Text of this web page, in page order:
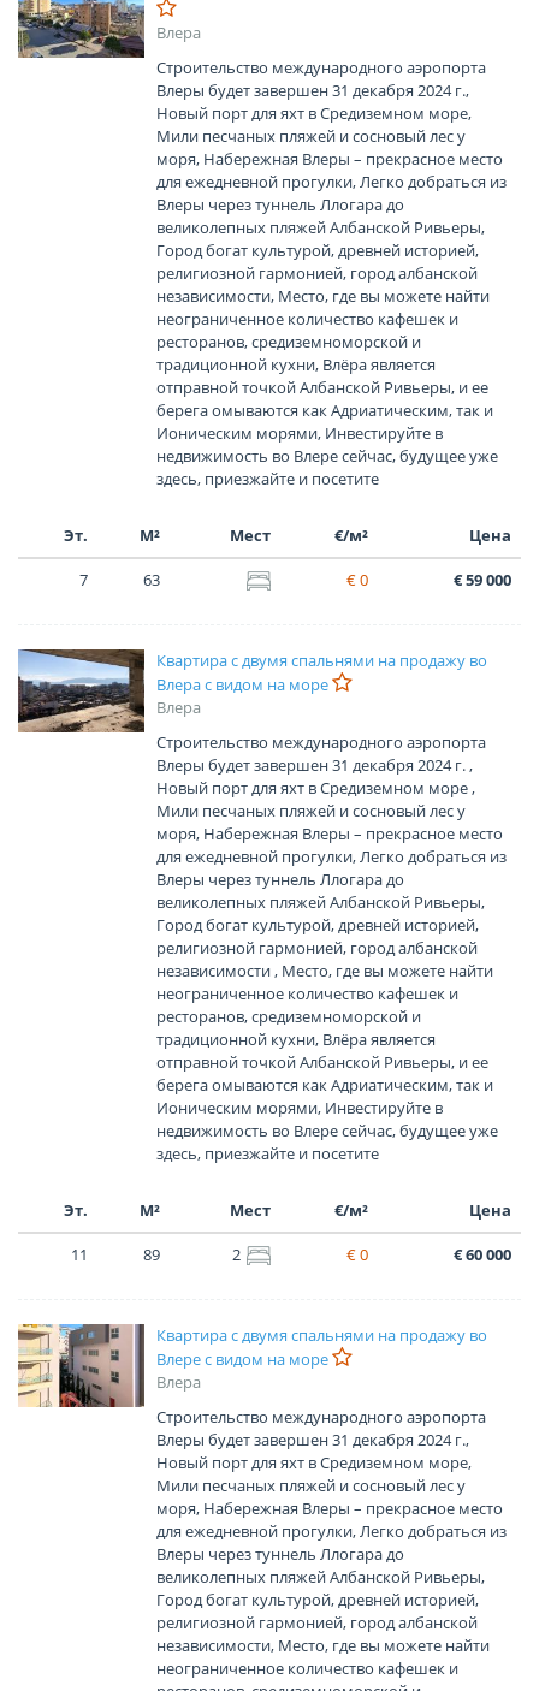
Влера
Строительство международного аэропорта
Влеры будет завершен 31 декабря 2024 г.,
Новый порт для яхт в Средиземном море,
Мили песчаных пляжей и сосновый лес у
моря, Набережная Влеры – прекрасное место
для ежедневной прогулки, Легко добраться из
Влеры через туннель Ллогара до
великолепных пляжей Албанской Ривьеры,
Город богат культурой, древней историей,
религиозной гармонией, город албанской
независимости, Место, где вы можете найти
неограниченное количество кафешек и
ресторанов, средиземноморской и
традиционной кухни, Влёра является
отправной точкой Албанской Ривьеры, и ее
берега омываются как Адриатическим, так и
Ионическим морями, Инвестируйте в
недвижимость во Влере сейчас, будущее уже
здесь, приезжайте и посетите
Эт. М² Мест €/м² Цена
7 63 € 0 € 59 000
Квартира с двумя спальнями на продажу во
Влера с видом на море
Влера
Строительство международного аэропорта
Влеры будет завершен 31 декабря 2024 г. ,
Новый порт для яхт в Средиземном море ,
Мили песчаных пляжей и сосновый лес у
моря, Набережная Влеры – прекрасное место
для ежедневной прогулки, Легко добраться из
Влеры через туннель Ллогара до
великолепных пляжей Албанской Ривьеры,
Город богат культурой, древней историей,
религиозной гармонией, город албанской
независимости , Место, где вы можете найти
неограниченное количество кафешек и
ресторанов, средиземноморской и
традиционной кухни, Влёра является
отправной точкой Албанской Ривьеры, и ее
берега омываются как Адриатическим, так и
Ионическим морями, Инвестируйте в
недвижимость во Влере сейчас, будущее уже
здесь, приезжайте и посетите
Эт. М² Мест €/м² Цена
11 89 2 € 0 € 60 000
Квартира с двумя спальнями на продажу во
Влере с видом на море
Влера
Строительство международного аэропорта
Влеры будет завершен 31 декабря 2024 г.,
Новый порт для яхт в Средиземном море,
Мили песчаных пляжей и сосновый лес у
моря, Набережная Влеры – прекрасное место
для ежедневной прогулки, Легко добраться из
Влеры через туннель Ллогара до
великолепных пляжей Албанской Ривьеры,
Город богат культурой, древней историей,
религиозной гармонией, город албанской
независимости, Место, где вы можете найти
неограниченное количество кафешек и